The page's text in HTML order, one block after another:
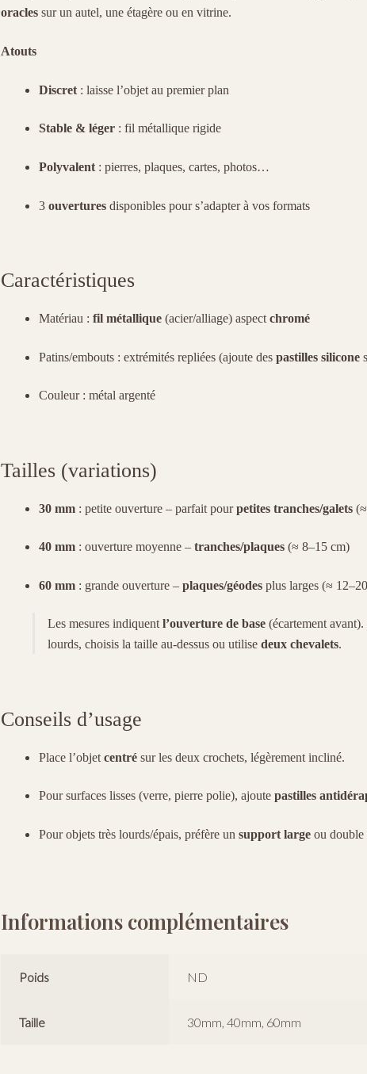
oracles sur un autel, une étagère ou en vitrine.
Atouts
Discret : laisse l’objet au premier plan
Stable & léger : fil métallique rigide
Polyvalent : pierres, plaques, cartes, photos…
3ouvertures disponibles pour s’adapter à vos formats
Caractéristiques
Matériau :fil métallique (acier/alliage) aspectchromé
Patins/embouts : extrémités repliées (ajoute despastilles silicone
Couleur : métal argenté
Tailles (variations)
30 mm : petite ouverture – parfait pourpetites tranches/galets
40 mm : ouverture moyenne –tranches/plaques (≈ 8–15 cm)
60 mm : grande ouverture –plaques/géodes plus larges (≈
Les mesures indiquentl’ouverture de base (écartement
lourds, choisis la taille au-dessus ou utilisedeux chevalets.
Conseils d’usage
Place l’objetcentré sur les deux crochets, légèrement incliné.
Pour surfaces lisses (verre, pierre polie), ajoutepastilles
Pour objets très lourds/épais, préfère unsupport large ou double
Informations complémentaires
Poids ND
Taille 30mm, 40mm, 60mm